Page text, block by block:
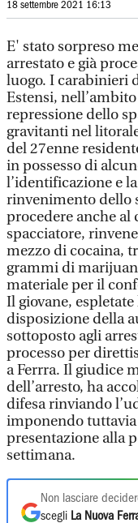
18 settembre 2021 16:13
E' stato sorpreso
arrestato e già
luogo. I carabinieri
Estensi,
repressione dello
gravitanti nel
del 27enne
in possesso di
l’identificazione e
rinvenimento dello
procedere anche al
spacciatore,
mezzo di cocaina,
grammi di
materiale per il
Il giovane,
disposizione della
sottoposto agli
processo per
a Ferrra. Il giudice
dell’arresto, ha
difesa rinviando
imponendo tuttavia
presentazione alla
settimana.
Non lasciare
scegli La Nuova